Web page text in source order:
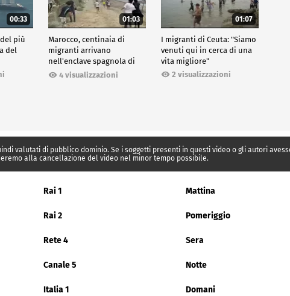
00:33
più
del
01:03
Marocco, centinaia di
migranti arrivano
nell'enclave spagnola di
Ceuta4 visualizzazioni
01:07
I migranti di Ceuta: "Siamo
venuti qui in cerca di una
vita migliore"
2 visualizzazioni
valutati di pubblico dominio. Se i soggetti presenti in questi video o gli autori
alla cancellazione del video nel minor tempo possibile.
Rai 1 Mattina
Rai 2 Pomeriggio
Rete 4 Sera
Canale 5 Notte
Italia 1 Domani